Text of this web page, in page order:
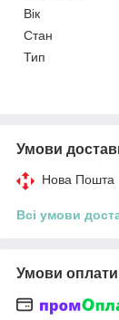
Вік
Стан
Тип
Умови
Нова Пошта
Всі умови
Умови оплати